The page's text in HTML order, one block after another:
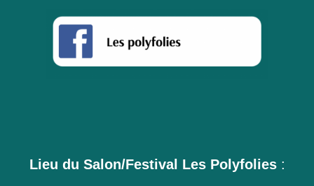
Lieu du Salon/Festival Les Polyfolies: